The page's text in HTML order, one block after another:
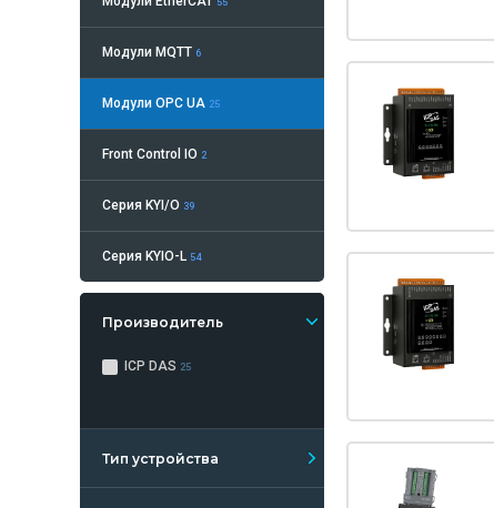
55
Модули MQTT 6
Модули OPC UA 25
Front Control IO 2
Серия KYI/O 39
Серия KYIO-L 54
Производитель
ICP DAS 25
Тип устройства